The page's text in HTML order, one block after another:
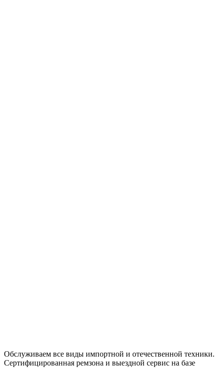
Обслуживаем все виды импортной и отечественной техники.
Сертифицированная ремзона и выездной сервис на базе